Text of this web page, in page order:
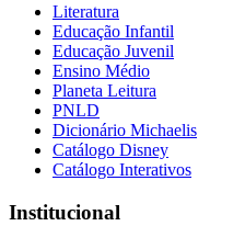
Literatura
Educação Infantil
Educação Juvenil
Ensino Médio
Planeta Leitura
PNLD
Dicionário Michaelis
Catálogo Disney
Catálogo Interativos
Institucional